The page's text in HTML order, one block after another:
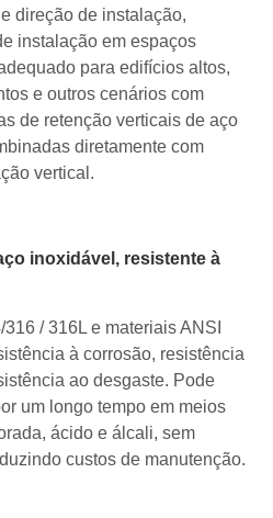
direção de instalação,
instalação em espaços
para edifícios altos,
e outros cenários com
de retenção verticais de aço
diretamente com
vertical.
inoxidável, resistente à
/ 316L e materiais ANSI
à corrosão, resistência
ao desgaste. Pode
um longo tempo em meios
ácido e álcali, sem
custos de manutenção.